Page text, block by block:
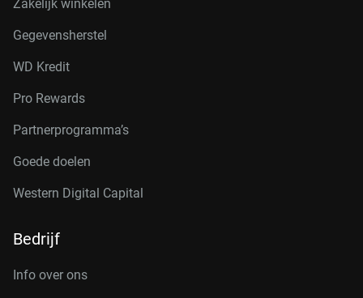
Zakelijk winkelen
Gegevensherstel
WD Kredit
Pro Rewards
Partnerprogramma’s
Goede doelen
Western Digital Capital
Bedrijf
Info over ons